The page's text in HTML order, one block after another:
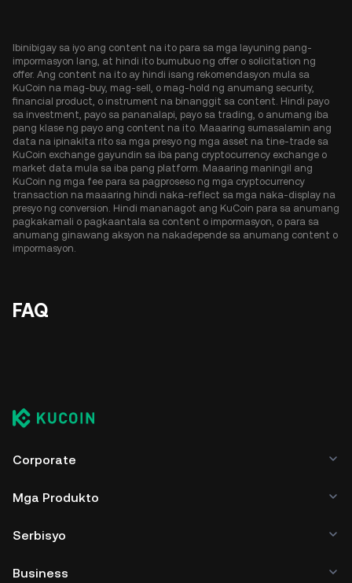
Ibinibigay sa iyo ang content na ito para sa mga layuning pang-
impormasyon lang, at hindi ito bumubuo ng offer o solicitation ng
offer. Ang content na ito ay hindi isang rekomendasyon mula sa
KuCoin na mag-buy, mag-sell, o mag-hold ng anumang security,
financial product, o instrument na binanggit sa content. Hindi payo
sa investment, payo sa pananalapi, payo sa trading, o anumang iba
pang klase ng payo ang content na ito. Maaaring sumasalamin ang
data na ipinakita rito sa mga presyo ng mga asset na tine-trade sa
KuCoin exchange gayundin sa iba pang cryptocurrency exchange o
market data mula sa iba pang platform. Maaaring maningil ang
KuCoin ng mga fee para sa pagproseso ng mga cryptocurrency
transaction na maaaring hindi naka-reflect sa mga naka-display na
presyo ng conversion. Hindi mananagot ang KuCoin para sa anumang
pagkakamali o pagkaantala sa content o impormasyon, o para sa
anumang ginawang aksyon na nakadepende sa anumang content o
impormasyon.
FAQ
Corporate
Mga Produkto
Serbisyo
Business